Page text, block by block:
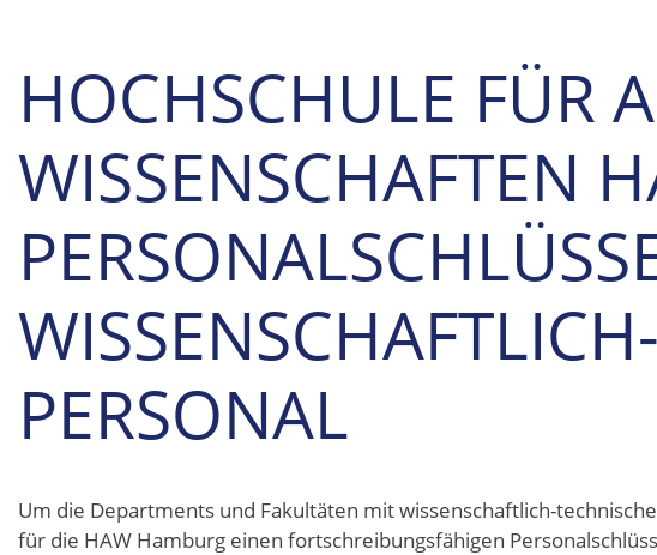
HOCHSCHULE FÜR
WISSENSCHAFTEN
PERSONAL
Um die Departments und Fakultäten mit wissenschaftlich-
für die HAW Hamburg einen fortschreibungsfähigen